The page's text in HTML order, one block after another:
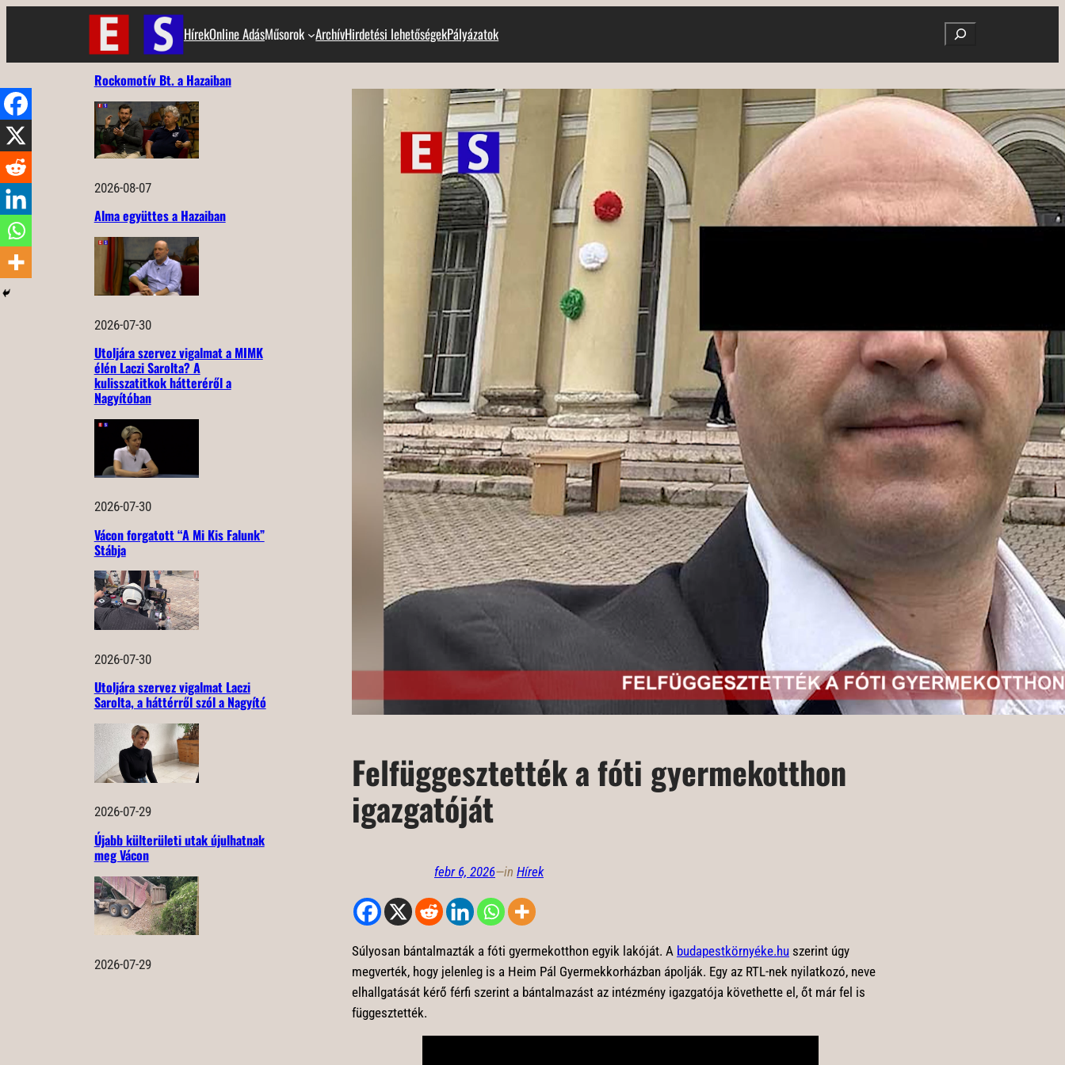
HírekOnline AdásMűsorok ArchívHirdetési lehetőségekPályázatok Search
Rockomotív Bt. a Hazaiban
2026-08-07
Alma együttes a Hazaiban
2026-07-30
Utoljára szervez vigalmat a MIMK
élén Laczi Sarolta? A
kulisszatitkok hátteréről a
Nagyítóban
2026-07-30
Vácon forgatott “A Mi Kis Falunk”
Stábja
2026-07-30
Utoljára szervez vigalmat Laczi
Sarolta, a háttérről szól a Nagyító
2026-07-29
Újabb külterületi utak újulhatnak
meg Vácon
2026-07-29
Felfüggesztették a fóti gyermekotthon
igazgatóját
febr 6, 2026—in Hírek
Súlyosan bántalmazták a fóti gyermekotthon egyik lakóját. A budapestkörnyéke.hu szerint úgy
megverték, hogy jelenleg is a Heim Pál Gyermekkorházban ápolják. Egy az RTL-nek nyilatkozó, neve
elhallgatását kérő férfi szerint a bántalmazást az intézmény igazgatója követhette el, őt már fel is
függesztették.